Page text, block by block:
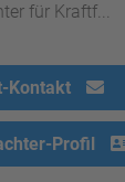
für Kraftf...
Kontakt
Profil